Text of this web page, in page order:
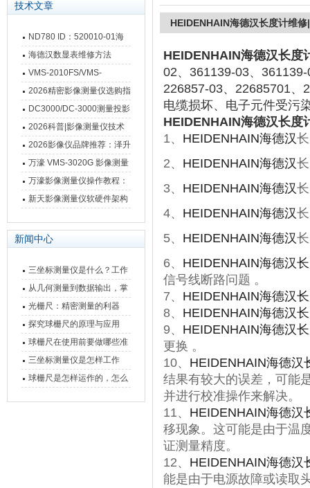
技术文章
ND780 ID：520010-01海
德汉数显表故障维修内容
海德汉数显表维修方法
VMS-2010FS/VMS-
3020FS/VMS-4030FS手动
影像测量仪技术参数
2026精密影像测量仪选购指
南 靠谱品牌一站式选型推荐
DC3000/DC-3000测量投影
仪万濠数据处理器数显表故
障维修方法
2026科普|影像测量仪技术
原理、分类及选型应用
2026影像仪品牌推荐：泽升
影像测量仪选型指南
万濠 VMS-3020G 影像测量
仪技术规格与应用解析
万濠影像测量仪操作教程：
从开机到出报告，新手也能
新天影像测量仪软硬件架构
新闻中心
三坐标测量仪是什么？工作
原理、分类与核心功能一次
讲清
从几何测量到数据输出，掌
握万濠影像测量仪的六大核
心能力
光栅尺：精密测量的利器
探究球栅尺的原理与应用
球栅尺在使用前要做哪些准
备工作？
三坐标测量仪是怎样工作
的，功能有什么优势？
球栅尺是怎样运作的，怎么
HEIDENHAIN海德汉长度计维
HEIDENHAIN海德汉长度
02、361139-03、
226857-03、22685701、
电缆损坏、电子元件受污
HEIDENHAIN海德汉长度
1、 HEIDENHAIN海德汉
2、 HEIDENHAIN海德汉
3、 HEIDENHAIN海德汉
4、 HEIDENHAIN海德汉
5、 HEIDENHAIN海德汉
6、 HEIDENHAIN海德汉
信号线断路问题 。 ‌
7、 HEIDENHAIN海德汉
8、 HEIDENHAIN海德汉
9、 HEIDENHAIN海德汉
更换 。 ‌
10、 HEIDENHAIN海德汉
结果有较大的误差，可能
并进行校准操作来解决。
11、 HEIDENHAIN海德汉
移现象。这可能是由于温
证测量精度。
12、 HEIDENHAIN海德汉
能是由于电源故障或读取